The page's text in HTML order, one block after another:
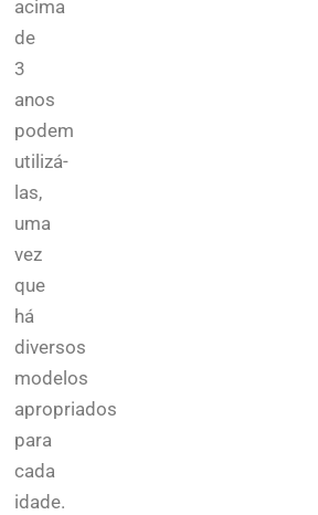
acima
de
3
anos
podem
utilizá-
las,
uma
vez
que
há
diversos
modelos
apropriados
para
cada
idade.